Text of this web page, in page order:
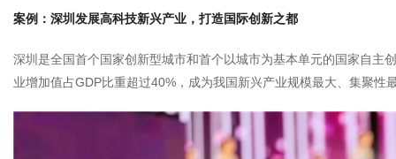
案例：深圳发展高科技新兴产业，打造国际创新之都
深圳是全国首个国家创新型城市和首个以城市为基本单元的国家自主
业增加值占GDP比重超过40%，成为我国新兴产业规模最大、集聚性